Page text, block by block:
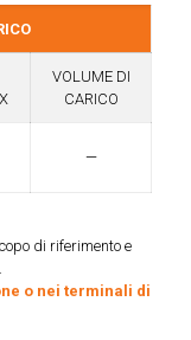
VOLUME DI
CARICO
—
di riferimento e
o nei terminali di